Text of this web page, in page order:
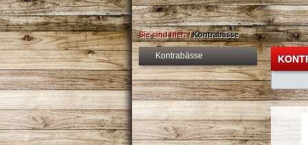
Sie sind hier:/Kontrabässe
Kontrabässe